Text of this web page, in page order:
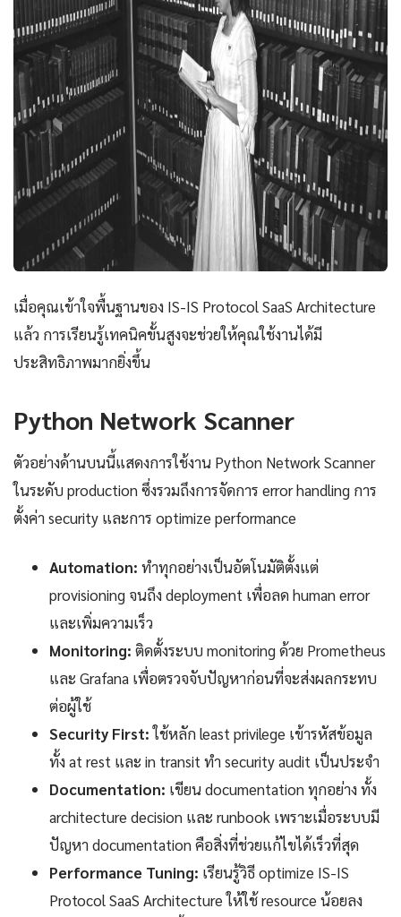
เมื่อคุณเข้าใจพื้นฐานของ IS-IS Protocol SaaS Architecture
แล้ว การเรียนรู้เทคนิคขั้นสูงจะช่วยให้คุณใช้งานได้มี
ประสิทธิภาพมากยิ่งขึ้น
Python Network Scanner
ตัวอย่างด้านบนนี้แสดงการใช้งาน Python Network Scanner
ในระดับ production ซึ่งรวมถึงการจัดการ error handling การ
ตั้งค่า security และการ optimize performance
Automation: ทำทุกอย่างเป็นอัตโนมัติตั้งแต่
provisioning จนถึง deployment เพื่อลด human error
และเพิ่มความเร็ว
Monitoring: ติดตั้งระบบ monitoring ด้วย Prometheus
และ Grafana เพื่อตรวจจับปัญหาก่อนที่จะส่งผลกระทบ
ต่อผู้ใช้
Security First:ใช้หลัก least privilege เข้ารหัสข้อมูล
ทั้ง at rest และ in transit ทำ security audit เป็นประจำ
Documentation: เขียน documentation ทุกอย่าง ทั้ง
architecture decision และ runbook เพราะเมื่อระบบมี
ปัญหา documentation คือสิ่งที่ช่วยแก้ไขได้เร็วที่สุด
Performance Tuning: เรียนรู้วิธี optimize IS-IS
Protocol SaaS Architecture ให้ใช้ resource น้อยลง